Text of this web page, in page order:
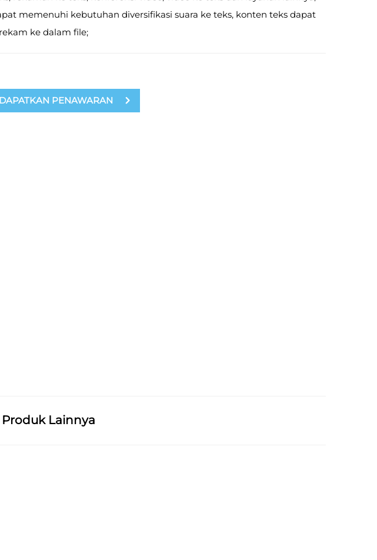
memenuhi kebutuhan diversifikasi suara ke teks, konten teks dapat
ke dalam file;
DAPATKAN PENAWARAN
Produk Lainnya